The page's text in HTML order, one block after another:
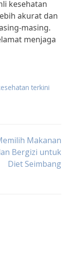
kesehatan
akurat dan
masing.
menjaga
terkini
Makanan
Bergizi untuk
Diet Seimbang